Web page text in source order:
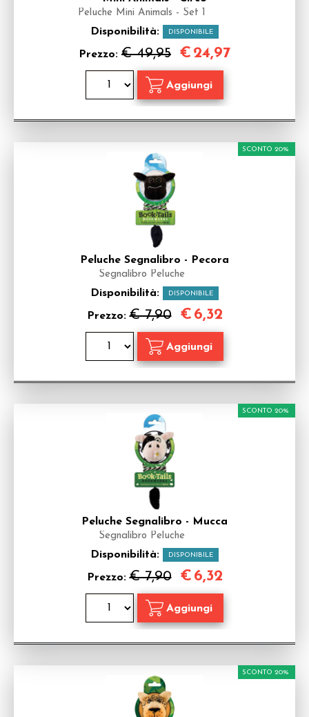
Peluche Mini Animals - Set 1
Disponibilità: DISPONIBILE
Prezzo: € 49,95 € 24,97
Peluche Segnalibro - Pecora
Segnalibro Peluche
Disponibilità: DISPONIBILE
Prezzo:€ 7,90
SCONTO 20%
€ 6,32
Peluche Segnalibro - Mucca
Segnalibro Peluche
Disponibilità: DISPONIBILE
Prezzo:€ 7,90
SCONTO 20%
€ 6,32
SCONTO 20%